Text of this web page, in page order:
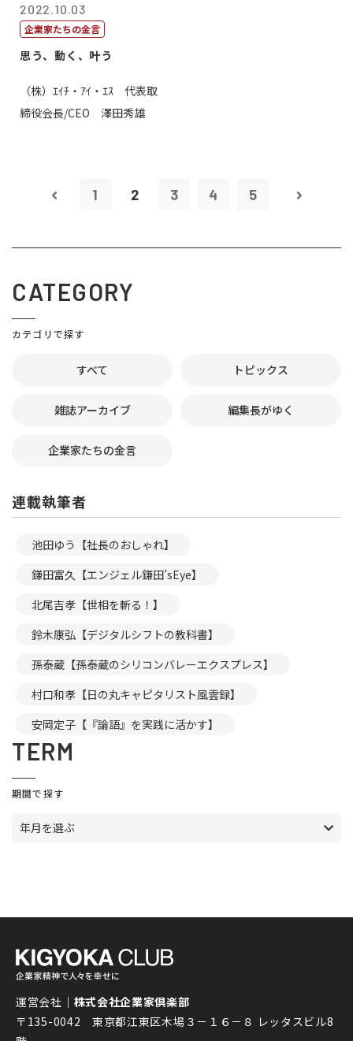
2022.10.03
企業家たちの金言
思う、動く、叶う
（株）ｴｲﾁ・ｱｲ・ｴｽ 代表取
締役会長/CEO 澤田秀雄
1 2 3 4 5
CATEGORY
カテゴリで探す
すべて トピックス
雑誌アーカイブ 編集長がゆく
企業家たちの金言
連載執筆者
池田ゆう【社長のおしゃれ】
鎌田富久【エンジェル鎌田’sEye】
北尾吉孝【世相を斬る！】
鈴木康弘【デジタルシフトの教科書】
孫泰蔵【孫泰蔵のシリコンバレーエクスプレス】
村口和孝【日の丸キャピタリスト風雲録】
安岡定子【『論語』を実践に活かす】
TERM
期間で探す
年月を選ぶ
運営会社｜ 株式会社企業家倶楽部
〒135-0042 東京都江東区木場３－１６－８ レッタスビル8